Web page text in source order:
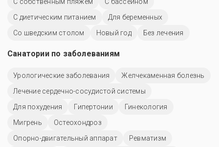
С диетическим питанием
Для беременных
Со шведским столом
Новый год Без лечения
Санатории по заболеваниям
Урологические заболевания
Желчекаменная болезнь
Лечение сердечно-сосудистой системы
Для похудения
Гипертонии
Гинекология
Мигрень
Остеохондроз
Опорно-двигательный аппарат
Ревматизм